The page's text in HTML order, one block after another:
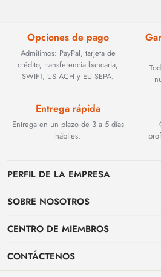
Opciones de pago
Admitimos: PayPal, tarjeta de
crédito, transferencia bancaria,
SWIFT, US ACH y EU SEPA.
Entrega rápida
Entrega en un plazo de 3 a 5 días
hábiles.
PERFIL DE LA EMPRESA
Fundada en 2002, BEYOND
rendimiento. Con la evolución de las redes
SOBRE NOSOTROS
Contacto
Condiciones de pago & facturación
CENTRO DE MIEMBROS
centro personal
Mi pedido
CONTÁCTENOS